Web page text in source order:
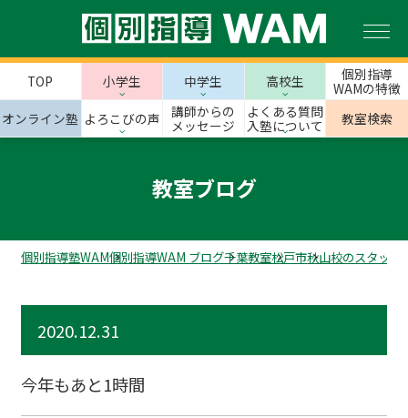
TOP 小学生 中学生 高校生
個別指導
WAMの特徴
オンライン塾 よろこびの声
講師からの
メッセージ
よくある質問
入塾について
教室検索
教室ブログ
個別指導塾WAM個別指導WAM ブログ千葉教室松戸市秋山校のスタッフ
2020.12.31
今年もあと1時間